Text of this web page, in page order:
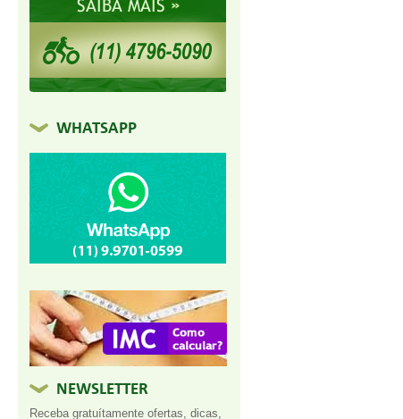
WHATSAPP
NEWSLETTER
Receba gratuítamente ofertas, dicas,